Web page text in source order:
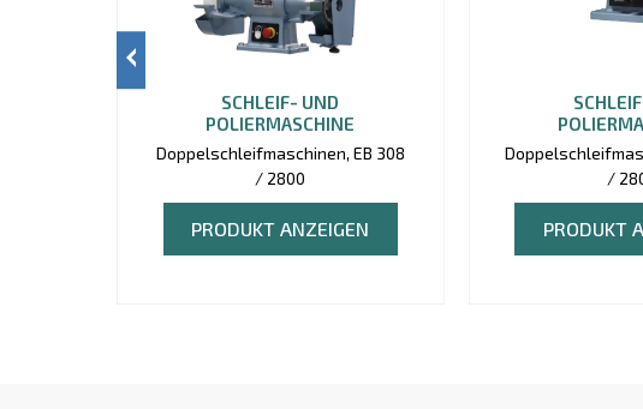
SCHLEIF- UND
POLIERMASCHINE
Doppelschleifmaschinen, EB 308
/ 2800
PRODUKT ANZEIGEN
/
PRODUKT